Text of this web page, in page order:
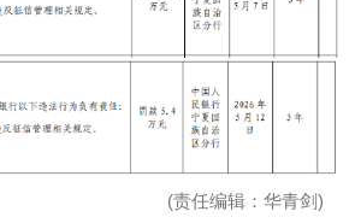
(责任编辑：华青剑)